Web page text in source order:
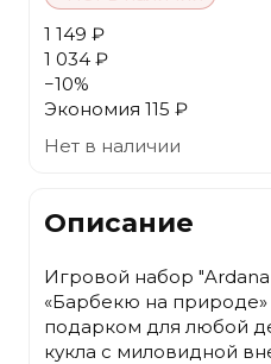
1 149 ₽
1 034 ₽
−10%
Экономия 115 ₽
Нет в наличии
Описание
Игровой набор "Ardana
«Барбекю на природе»
подарком для любой
кукла с миловидной